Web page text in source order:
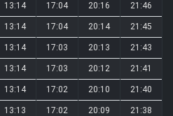
13:14 17:04 20:16 21:46
13:14 17:04 20:14 21:45
13:14 17:03 20:13 21:43
13:14 17:03 20:12 21:41
13:14 17:02 20:10 21:40
13:13 17:02 20:09 21:38